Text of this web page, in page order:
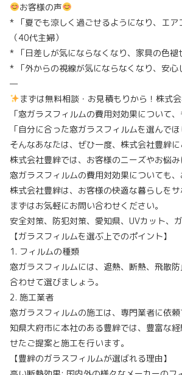
お客様の声
* 「夏でも涼しく過ごせるようになり、エア
（40代主婦）
* 「日差しが気にならなくなり、家具の色
* 「外からの視線が気にならなくなり、安
—
まずは無料相談・お見積もりから！株式
「窓ガラスフィルムの費用対効果について
「自分に合った窓ガラスフィルムを選んでほ
そんなあなたは、ぜひ一度、株式会社豊絆に
株式会社豊絆では、お客様のニーズやお悩
窓ガラスフィルムの費用対効果についても、
株式会社豊絆は、お客様の快適な暮らしをサ
まずはお気軽にお問い合わせください。
安全対策、防犯対策、愛知県、UVカット、
【ガラスフィルムを選ぶ上でのポイント】
1. フィルムの種類
窓ガラスフィルムには、遮熱、断熱、飛散
合わせて選びましょう。
2. 施工業者
窓ガラスフィルムの施工は、専門業者に依
知県大府市に本社のある豊絆では、豊富な
せたご提案と施工を行います。
【豊絆のガラスフィルムが選ばれる理由】